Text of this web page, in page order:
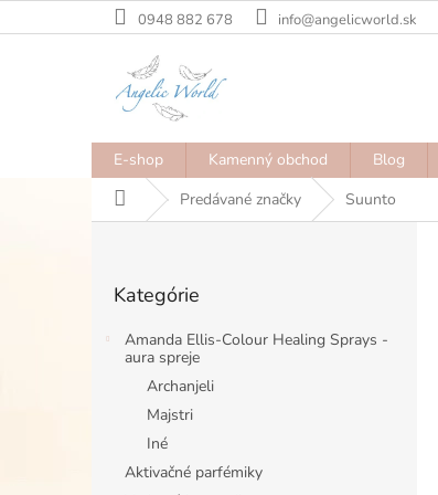
na
0948 882 678 info@angelicworld.sk
E-shop Kamenný obchod Blog
DomovPredávané značky Suunto
kategórie
Kategórie
Amanda Ellis-Colour Healing Sprays -
aura spreje
Archanjeli
Majstri
Iné
Aktivačné parfémiky